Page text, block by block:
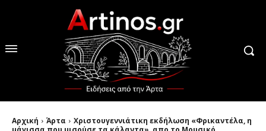
Αρχική Άρτα
Χριστουγεννιάτικη εκδήλωση «Φρικαντέλα, η